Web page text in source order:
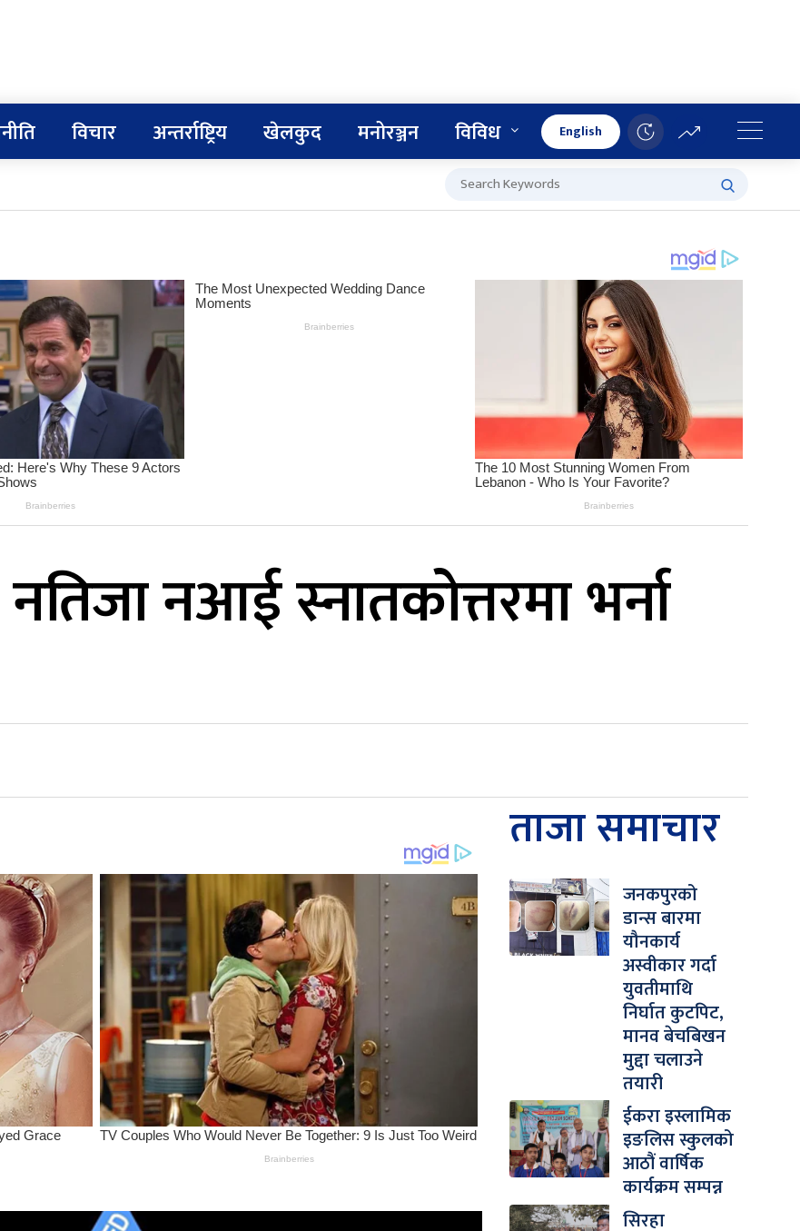
विचार अन्तर्राष्ट्रिय खेलकुद मनोरञ्जन विविध English
नआई स्नातकोत्तरमा भर्ना
ताजा समाचार
जनकपुरको
डान्स बारमा
यौनकार्य
अस्वीकार गर्दा
युवतीमाथि
निर्घात कुटपिट,
मानव बेचबिखन
मुद्दा चलाउने
तयारी
ईकरा इस्लामिक
इङलिस स्कुलको
आठौं वार्षिक
कार्यक्रम सम्पन्न
सिरहा